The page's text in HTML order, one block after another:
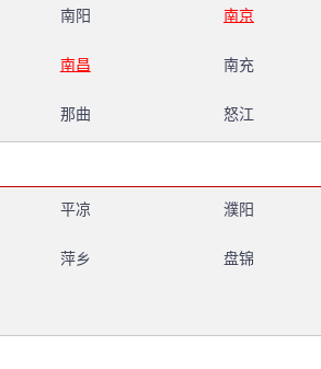
南阳 南京
南昌 南充
那曲 怒江
平凉 濮阳
萍乡 盘锦